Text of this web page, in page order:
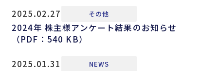
2025.02.27 その他
2024年 株主様アンケート結果のお知らせ
（PDF：540 KB）
2025.01.31 NEWS